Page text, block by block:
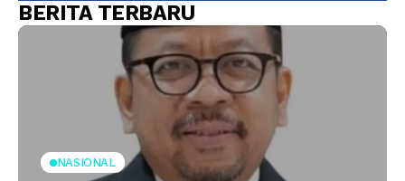
BERITA TERBARU
NASIONAL